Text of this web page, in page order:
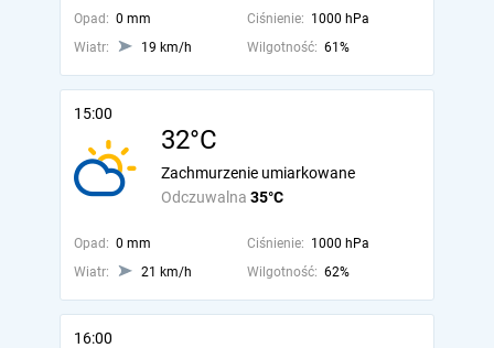
Opad: 0 mm Ciśnienie: 1000 hPa
Wiatr:
19 km/h Wilgotność: 61%
15:00
32°C
Odczuwalna 35°C
Zachmurzenie umiarkowane
Opad: 0 mm Ciśnienie: 1000 hPa
Wiatr:
21 km/h Wilgotność: 62%
16:00